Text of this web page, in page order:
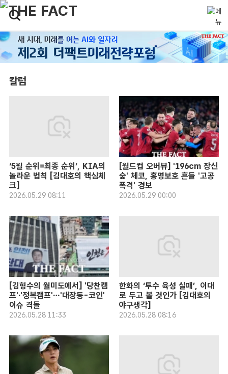
칼럼
‘5월 순위=최종 순위’, KIA의
놀라운 법칙 [김대호의 핵심체
크]
2026.05.29 08:11
[월드컵 오버뷰] '196cm 장신
숲' 체코, 홍명보호 흔들 '고공
폭격' 경보
2026.05.29 00:00
[김형수의 월미도에서] '당찬캠
프'·'정복캠프'…'대장동-코인'
이슈 격돌
2026.05.28 11:33
한화의 ‘투수 육성 실패’, 이대
로 두고 볼 것인가 [김대호의
야구생각]
2026.05.28 08:16